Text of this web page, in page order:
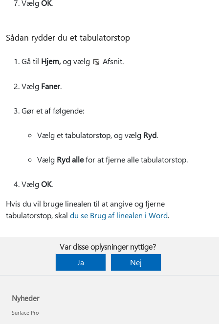
VælgOK.
Sådan rydder du et tabulatorstop
Gå til Hjem,og vælg Afsnit.
Vælg Faner.
Gør et af følgende:
Vælg et tabulatorstop, og vælg Ryd.
Vælg Ryd allefor at fjerne alle tabulatorstop.
VælgOK.
Hvis du vil bruge linealen til at angive og fjerne
tabulatorstop, skal du se Brug af linealen i Word.
Var disse oplysninger nyttige?
Ja
Nej
Nyheder
Surface Pro